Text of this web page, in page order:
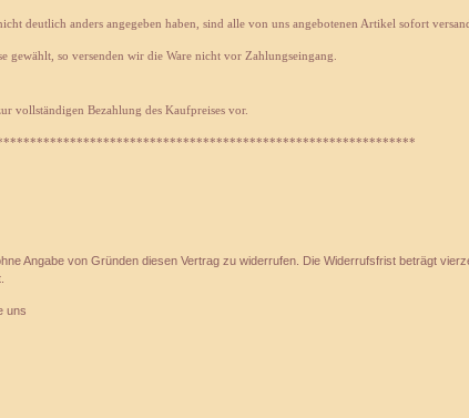
deutlich anders angegeben haben, sind alle von uns angebotenen Artikel sofort
gewählt, so versenden wir die Ware nicht vor Zahlungseingang.
vollständigen Bezahlung des Kaufpreises vor.
Angabe von Gründen diesen Vertrag zu widerrufen. Die Widerrufsfrist beträgt
uns